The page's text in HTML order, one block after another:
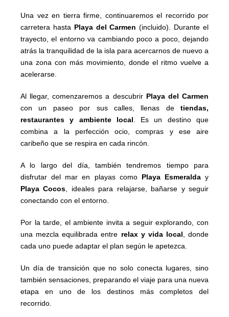
Una vez en tierra firme, continuaremos el recorrido por
carretera hasta Playa del Carmen (incluido). Durante el
trayecto, el entorno va cambiando poco a poco, dejando
atrás la tranquilidad de la isla para acercarnos de nuevo a
una zona con más movimiento, donde el ritmo vuelve a
acelerarse.
Al llegar, comenzaremos a descubrir Playa del Carmen
con un paseo por sus calles, llenas de tiendas,
restaurantes y ambiente local . Es un destino que
combina a la perfección ocio, compras y ese aire
caribeño que se respira en cada rincón.
A lo largo del día, también tendremos tiempo para
disfrutar del mar en playas como Playa Esmeralday
Playa Cocos , ideales para relajarse, bañarse y seguir
conectando con el entorno.
Por la tarde, el ambiente invita a seguir explorando, con
una mezcla equilibrada entre relax y vida local , donde
cada uno puede adaptar el plan según le apetezca.
Un día de transición que no solo conecta lugares, sino
también sensaciones, preparando el viaje para una nueva
etapa en uno de los destinos más completos del
recorrido.